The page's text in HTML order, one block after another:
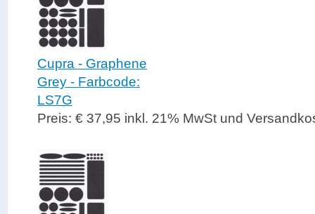
Cupra - Graphene
Grey - Farbcode:
LS7G
Preis: € 37,95 inkl. 21% MwSt und